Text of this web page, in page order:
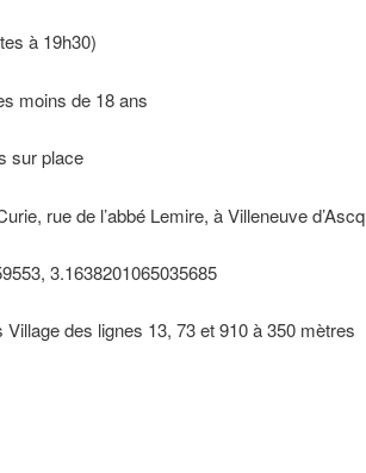
à 19h30)
moins de 18 ans
sur place
rue de l’abbé Lemire, à Villeneuve d’Ascq
3.1638201065035685
Village des lignes 13, 73 et 910 à 350 mètres